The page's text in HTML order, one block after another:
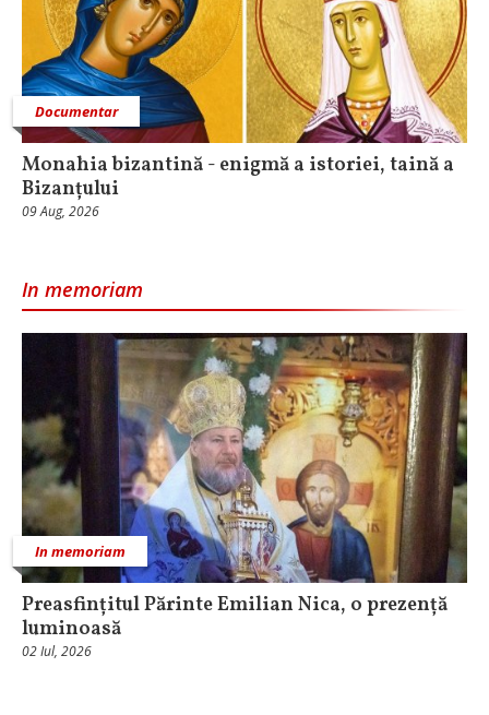
Documentar
Monahia bizantină - enigmă a istoriei, taină a
Bizanțului
09 Aug, 2026
In memoriam
In memoriam
Preasfințitul Părinte Emilian Nica, o prezență
luminoasă
02 Iul, 2026